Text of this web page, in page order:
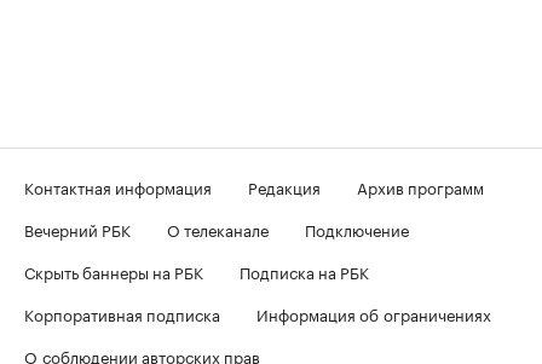
Контактная информация Редакция
Архив программ
Вечерний РБК
О телеканале
Подключение
Скрыть баннеры на РБК
Подписка на РБК
Корпоративная подписка
Информация об ограничениях
О соблюдении авторских прав